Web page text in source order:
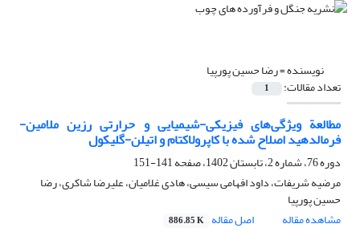
نویسنده =رضا حسین پورپیا
تعداد مقالات: 1
مطالعة ویژگی‌های فیزیکی-شیمیایی و حرارتی رزین ملامین-
فرمالدهید اصلاح شده با کاپرولاکتام و اتیلن-گلیکول
دوره 76، شماره 2، تابستان 1402، صفحه
141-151
مرضیه شریفات، داود افهامی سیسی، هادی غلامیان، علیرضا شاکری، رضا
حسین پورپیا
مشاهده مقاله
اصل مقاله 886.85 K